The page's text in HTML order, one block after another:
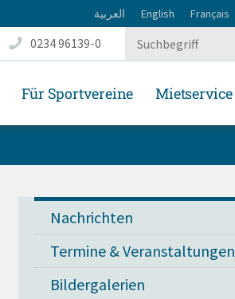
العربية English Français
0234 96139-0
Für Sportvereine Mietservice
Nachrichten
Termine & Veranstaltungen
Bildergalerien